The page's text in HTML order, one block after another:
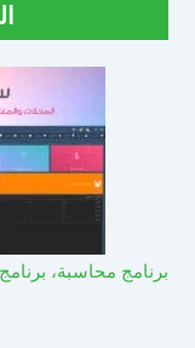
برنامج محاسبة،